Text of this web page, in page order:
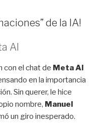
de la IA!
AI
con el chat de Meta AI
en la importancia
Sin querer, le hice
nombre, Manuel
un giro inesperado.